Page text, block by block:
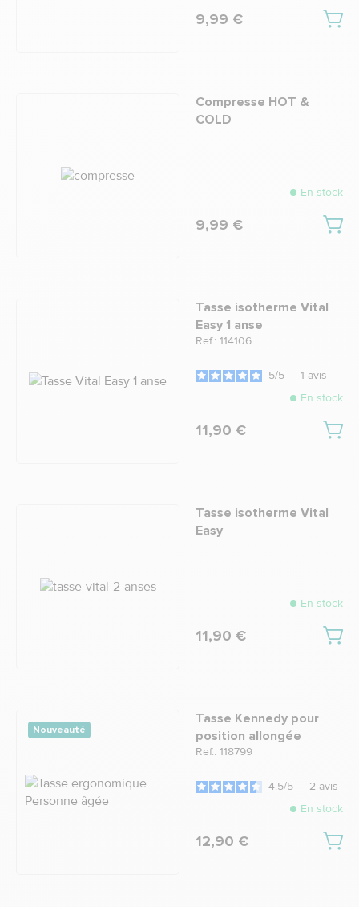
9,99 €
Compresse HOT &
COLD
En stock
9,99 €
Tasse isotherme Vital
Easy 1 anse
Ref.: 114106
5/5 - 1 avis
En stock
11,90 €
Tasse isotherme Vital
Easy
En stock
11,90 €
Nouveauté
Tasse Kennedy pour
position allongée
Ref.: 118799
4.5/5 - 2 avis
En stock
12,90 €